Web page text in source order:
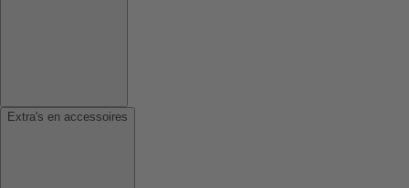
Extra's en accessoires